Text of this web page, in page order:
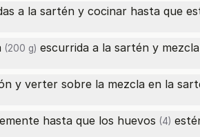
a la sartén y cocinar hasta que
(200 g) escurrida a la sartén y
y verter sobre la mezcla en la
hasta que los huevos (4)